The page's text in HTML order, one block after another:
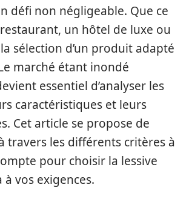
défi non négligeable. Que ce
un hôtel de luxe ou
sélection d’un produit adapté
marché étant inondé
essentiel d’analyser les
caractéristiques et leurs
Cet article se propose de
travers les différents critères à
pour choisir la lessive
vos exigences.